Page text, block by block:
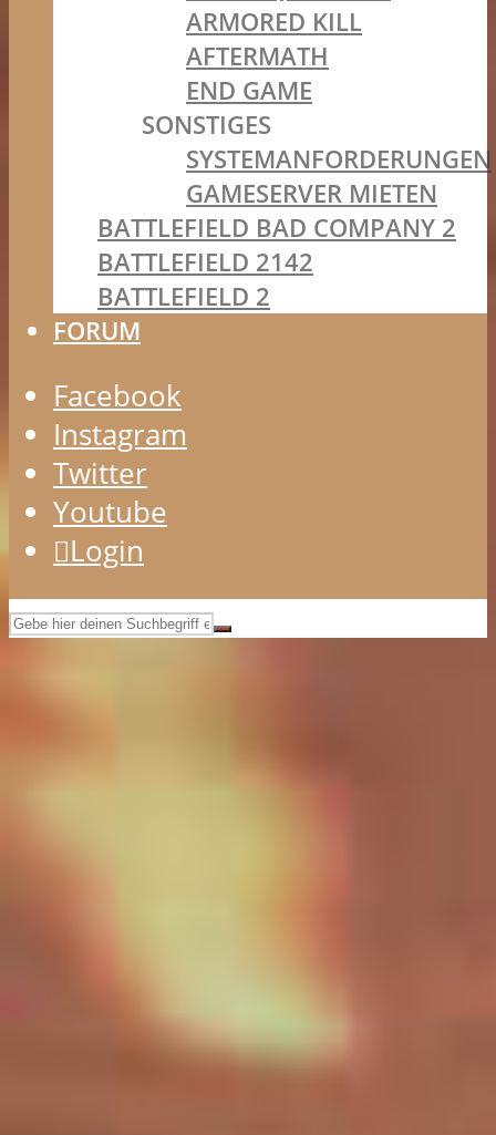
ARMORED KILL
AFTERMATH
END GAME
SONSTIGES
SYSTEMANFORDERUNGEN
GAMESERVER MIETEN
BATTLEFIELD BAD COMPANY 2
BATTLEFIELD 2142
BATTLEFIELD 2
FORUM
Facebook
Instagram
Twitter
Youtube
Login